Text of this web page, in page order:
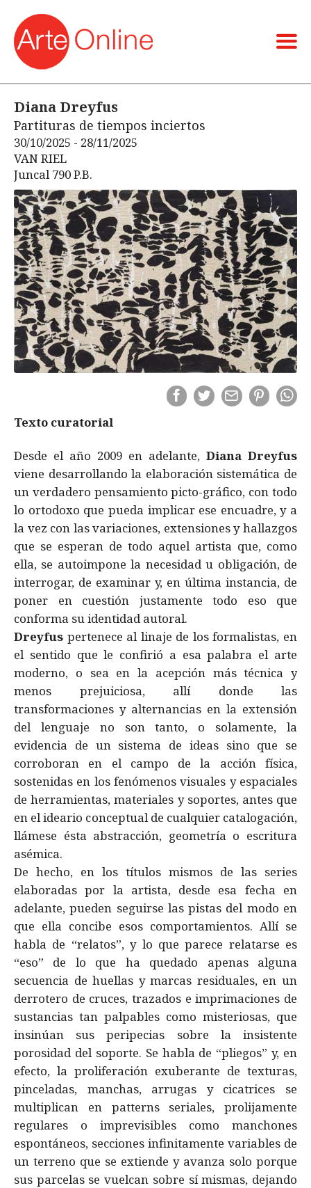
Diana Dreyfus
Partituras de tiempos inciertos
30/10/2025 - 28/11/2025
VAN RIEL
Juncal 790 P.B.
Texto curatorial
Desde el año 2009 en adelante, Diana Dreyfus
viene desarrollando la elaboración sistemática de
un verdadero pensamiento picto-gráfico, con todo
lo ortodoxo que pueda implicar ese encuadre, y a
la vez con las variaciones, extensiones y hallazgos
que se esperan de todo aquel artista que, como
ella, se autoimpone la necesidad u obligación, de
interrogar, de examinar y, en última instancia, de
poner en cuestión justamente todo eso que
conforma su identidad autoral.
Dreyfus pertenece al linaje de los formalistas, en
el sentido que le confirió a esa palabra el arte
moderno, o sea en la acepción más técnica y
menos prejuiciosa, allí donde las
transformaciones y alternancias en la extensión
del lenguaje no son tanto, o solamente, la
evidencia de un sistema de ideas sino que se
corroboran en el campo de la acción física,
sostenidas en los fenómenos visuales y espaciales
de herramientas, materiales y soportes, antes que
en el ideario conceptual de cualquier catalogación,
llámese ésta abstracción, geometría o escritura
asémica.
De hecho, en los títulos mismos de las series
elaboradas por la artista, desde esa fecha en
adelante, pueden seguirse las pistas del modo en
que ella concibe esos comportamientos. Allí se
habla de “relatos”, y lo que parece relatarse es
“eso” de lo que ha quedado apenas alguna
secuencia de huellas y marcas residuales, en un
derrotero de cruces, trazados e imprimaciones de
sustancias tan palpables como misteriosas, que
insinúan sus peripecias sobre la insistente
porosidad del soporte. Se habla de “pliegos” y, en
efecto, la proliferación exuberante de texturas,
pinceladas, manchas, arrugas y cicatrices se
multiplican en patterns seriales, prolijamente
regulares o imprevisibles como manchones
espontáneos, secciones infinitamente variables de
un terreno que se extiende y avanza solo porque
sus parcelas se vuelcan sobre sí mismas, dejando